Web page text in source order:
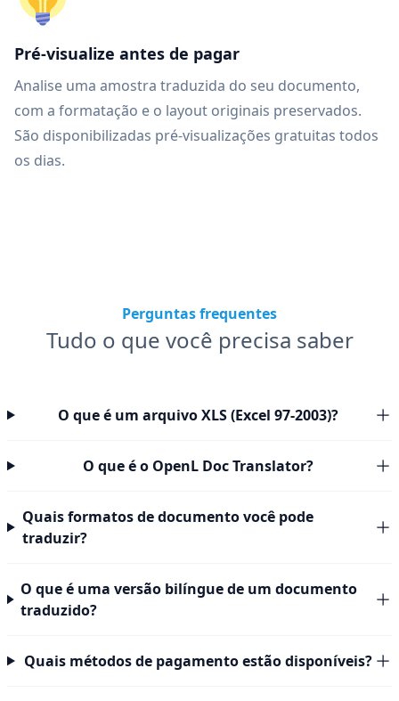
Pré-visualize antes de pagar
Analise uma amostra traduzida do seu documento,
com a formatação e o layout originais preservados.
São disponibilizadas pré-visualizações gratuitas todos
os dias.
Perguntas frequentes
Tudo o que você precisa saber
O que é um arquivo XLS (Excel 97-2003)?
O que é o OpenL Doc Translator?
Quais formatos de documento você pode
traduzir?
O que é uma versão bilíngue de um documento
traduzido?
Quais métodos de pagamento estão disponíveis?